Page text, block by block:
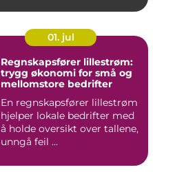
01. jul
Regnskapsfører lillestrøm:
trygg økonomi for små og
mellomstore bedrifter
En regnskapsfører lillestrøm
hjelper lokale bedrifter med
å holde oversikt over tallene,
unngå feil ...